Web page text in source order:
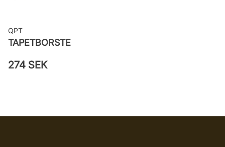
QPT
TAPETBORSTE
274 SEK